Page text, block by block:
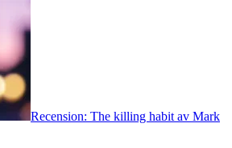
Recension: The killing habit av Mark